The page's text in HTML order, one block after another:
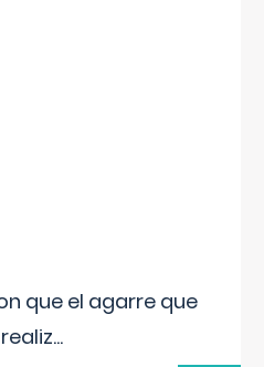
que el agarre que
...